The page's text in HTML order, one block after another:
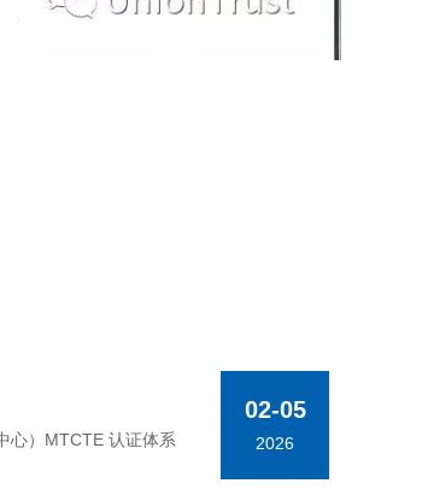
心）MTCTE 认证体系
02-05
2026